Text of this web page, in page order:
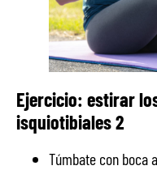
Ejercicio: estirar
isquiotibiales 2
Túmbate con boca